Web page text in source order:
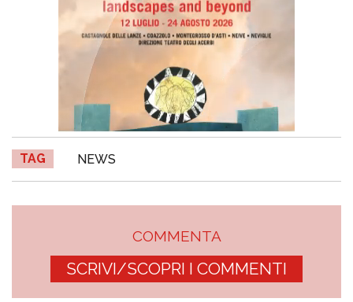
TAG NEWS
COMMENTA
SCRIVI/SCOPRI I COMMENTI